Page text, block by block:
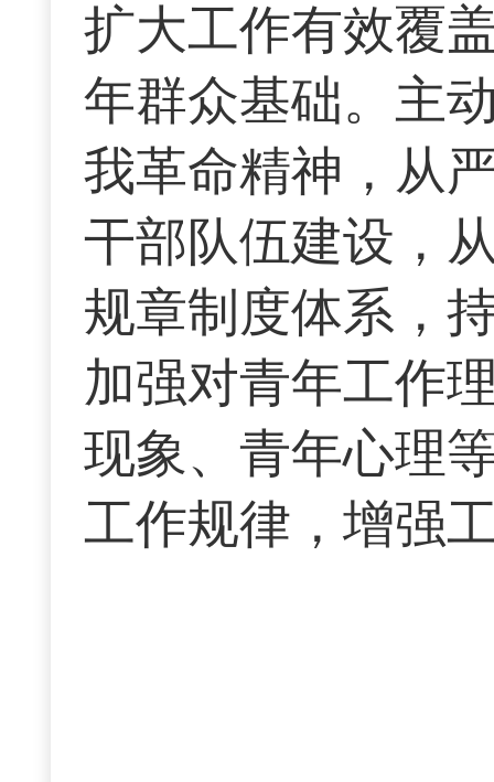
扩大工作有效覆
年群众基础。主
我革命精神，从
干部队伍建设，
规章制度体系，
加强对青年工作
现象、青年心理
工作规律，增强